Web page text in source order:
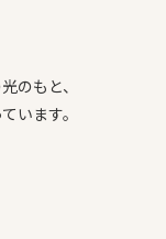
のもと、
います。